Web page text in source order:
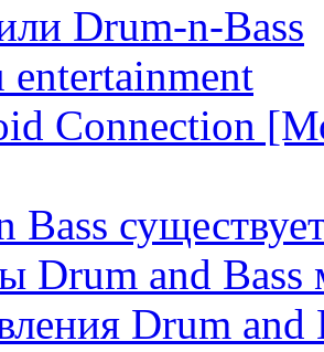
Drum-n-Bass
entertainment
Connection
Bass
Drum and Bass
Drum and